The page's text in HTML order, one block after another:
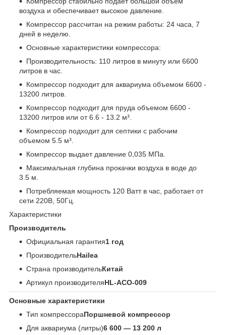
воздуха и обеспечивает высокое давление.
Компрессор рассчитан на режим работы: 24 часа, 7
дней в неделю.
Основные характеристики компрессора:
Производительность: 110 литров в минуту или 6600
литров в час.
Компрессор подходит для аквариума объемом 6600 -
13200 литров.
Компрессор подходит для пруда объемом 6600 -
13200 литров или от 6.6 - 13.2 м³.
Компрессор подходит для септики с рабочим
объемом 5.5 м³.
Компрессор выдает давление 0,035 МПа.
Максимальная глубина прокачки воздуха в воде до
3.5 м.
Потребляемая мощность 120 Ватт в час, работает от
сети 220В, 50Гц.
Характеристики
Производитель
Официальная гарантия1 год
ПроизводительHailea
Страна производительКитай
Артикул производителяHL-ACO-009
Основные характеристики
Тип компрессораПоршневой компрессор
Для аквариума (литры)6 600 — 13 200 л